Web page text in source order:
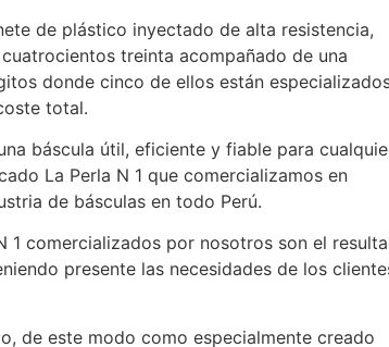
de plástico inyectado de alta resistencia,
treinta acompañado de una
donde cinco de ellos están
total.
báscula útil, eficiente y fiable para
La Perla N 1 que comercializamos en
de básculas en todo Perú.
1 comercializados por nosotros son el
presente las necesidades de los
de este modo como especialmente creado